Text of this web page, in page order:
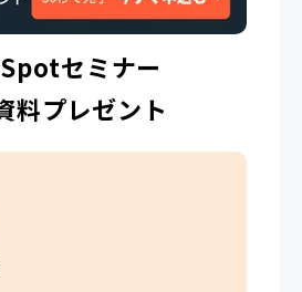
セミナー
料プレゼント